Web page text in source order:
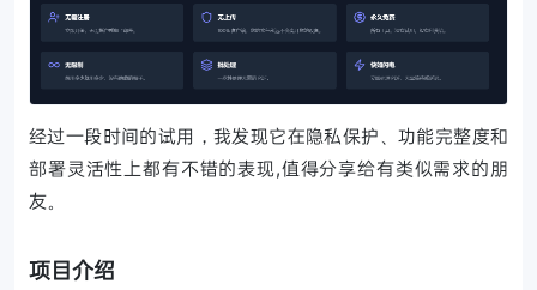
经过一段时间的试用，我发现它在隐私保护、功能完整度和
部署灵活性上都有不错的表现,值得分享给有类似需求的朋
友。
项目介绍